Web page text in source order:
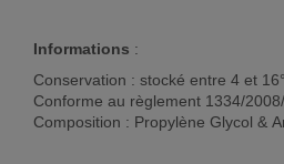
Informations :
Conservation : stocké entre 4 et
Conforme au règlement 1334/
Composition : Propylène Glycol &